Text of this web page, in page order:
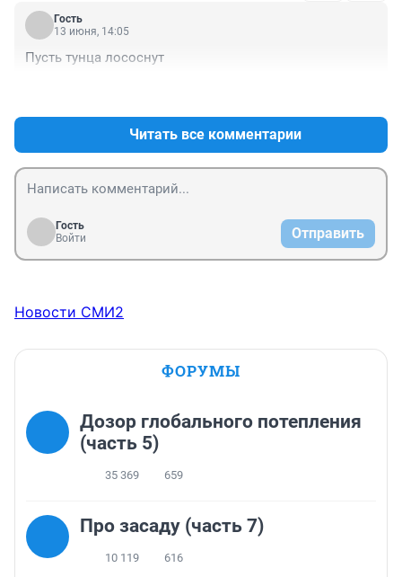
Гость
13 июня, 14:05
Пусть тунца лососнут
Читать все комментарии
Гость
Войти
Отправить
Новости СМИ2
ФОРУМЫ
Дозор глобального потепления
(часть 5)
35 369 659
Про засаду (часть 7)
10 119 616